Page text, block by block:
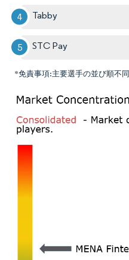
Tabby
STC Pay
*免責事項:主要選手の並び順不同